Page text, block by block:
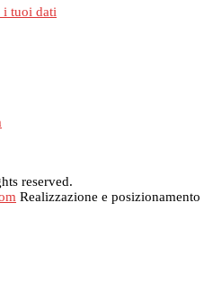
i tuoi dati
reserved.
Realizzazione e posizionamento